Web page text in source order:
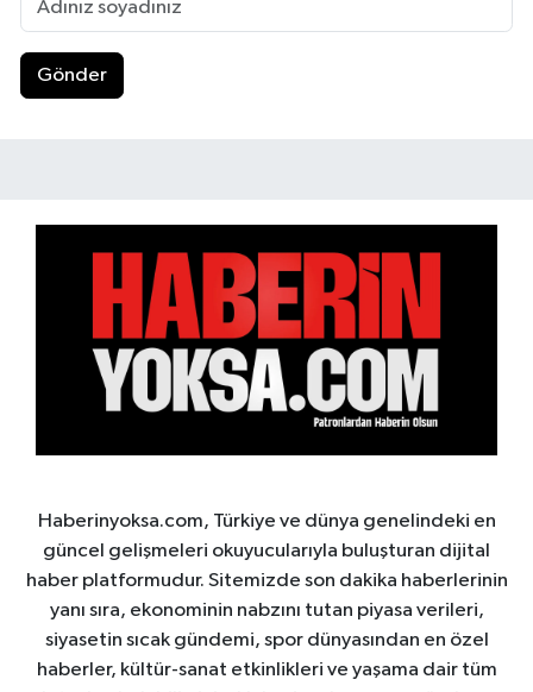
Gönder
Haberinyoksa.com, Türkiye ve dünya genelindeki en
güncel gelişmeleri okuyucularıyla buluşturan dijital
haber platformudur. Sitemizde son dakika haberlerinin
yanı sıra, ekonominin nabzını tutan piyasa verileri,
siyasetin sıcak gündemi, spor dünyasından en özel
haberler, kültür-sanat etkinlikleri ve yaşama dair tüm